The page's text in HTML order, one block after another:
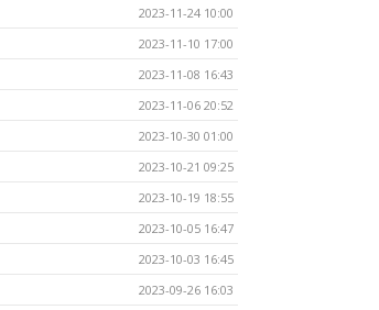
2023-11-24 10:00
2023-11-10 17:00
2023-11-08 16:43
2023-11-06 20:52
2023-10-30 01:00
2023-10-21 09:25
2023-10-19 18:55
2023-10-05 16:47
2023-10-03 16:45
2023-09-26 16:03